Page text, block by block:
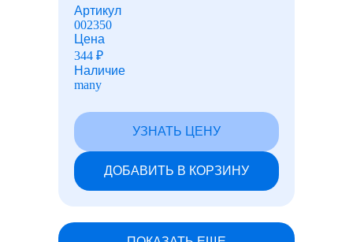
Артикул
002350
Цена
344 ₽
Наличие
many
УЗНАТЬ ЦЕНУ
ДОБАВИТЬ В КОРЗИНУ